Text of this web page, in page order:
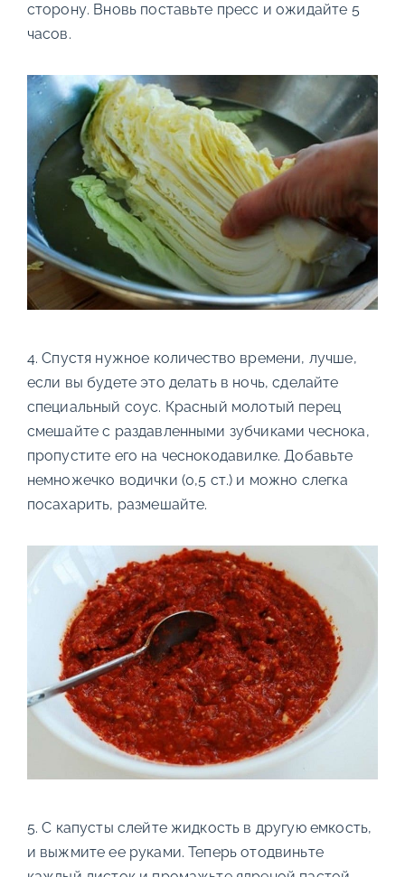
сторону. Вновь поставьте пресс и ожидайте 5
часов.
4. Спустя нужное количество времени, лучше,
если вы будете это делать в ночь, сделайте
специальный соус. Красный молотый перец
смешайте с раздавленными зубчиками чеснока,
пропустите его на чеснокодавилке. Добавьте
немножечко водички (0,5 ст.) и можно слегка
посахарить, размешайте.
5. С капусты слейте жидкость в другую емкость,
и выжмите ее руками. Теперь отодвиньте